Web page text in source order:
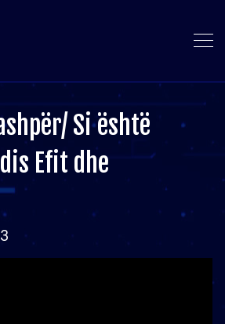
Si është
Efit dhe